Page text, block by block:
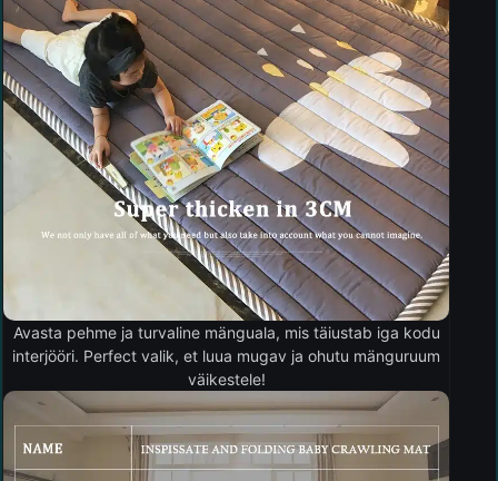
Avasta pehme ja turvaline mänguala, mis täiustab iga kodu
interjööri. Perfect valik, et luua mugav ja ohutu mänguruum
väikestele!